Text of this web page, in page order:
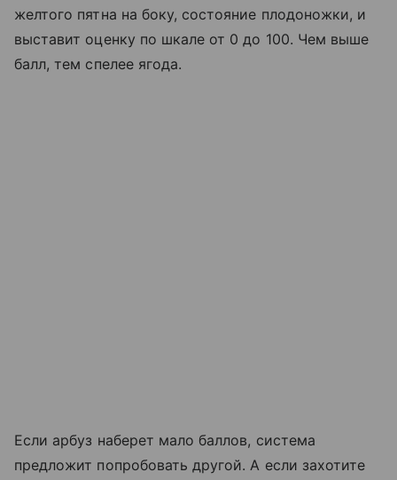
желтого пятна на боку, состояние плодоножки, и
выставит оценку по шкале от 0 до 100. Чем выше
балл, тем спелее ягода.
Если арбуз наберет мало баллов, система
предложит попробовать другой. А если захотите